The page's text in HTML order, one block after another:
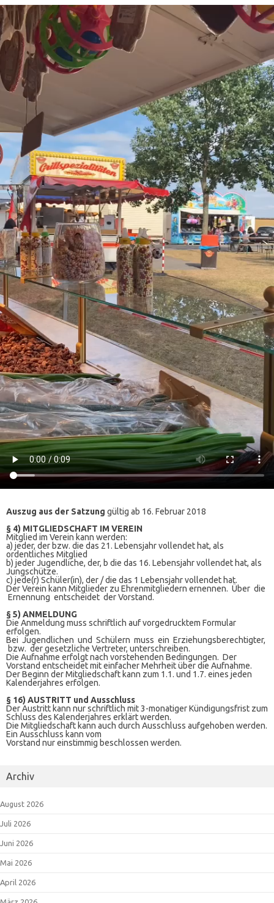
Auszug aus der Satzung gültig ab 16. Februar 2018
§ 4) MITGLIEDSCHAFT IM VEREIN
Mitglied im Verein kann werden:
a) jeder, der bzw. die das 21. Lebensjahr vollendet hat, als
ordentliches Mitglied
b) jeder Jugendliche, der, b die das 16. Lebensjahr vollendet hat, als
Jungschütze.
c) jede(r) Schüler(in), der / die das 1 Lebensjahr vollendet hat.
Der Verein kann Mitglieder zu Ehrenmitgliedern ernennen. Über die
Ernennung entscheidet der Vorstand.
§ 5) ANMELDUNG
Die Anmeldung muss schriftlich auf vorgedrucktem Formular
erfolgen.
Bei Jugendlichen und Schülern muss ein Erziehungsberechtigter,
bzw. der gesetzliche Vertreter, unterschreiben.
Die Aufnahme erfolgt nach vorstehenden Bedingungen. Der
Vorstand entscheidet mit einfacher Mehrheit über die Aufnahme.
Der Beginn der Mitgliedschaft kann zum 1.1. und 1.7. eines jeden
Kalenderjahres erfolgen.
§ 16) AUSTRITT und Ausschluss
Der Austritt kann nur schriftlich mit 3-monatiger Kündigungsfrist zum
Schluss des Kalenderjahres erklärt werden.
Die Mitgliedschaft kann auch durch Ausschluss aufgehoben werden.
Ein Ausschluss kann vom
Vorstand nur einstimmig beschlossen werden.
Archiv
August 2026
Juli 2026
Juni 2026
Mai 2026
April 2026
März 2026